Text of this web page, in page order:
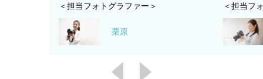
＜担当フォトグラファー＞
栗原
＜担当フ